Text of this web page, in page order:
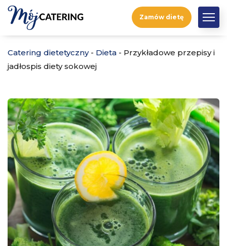
Zamów dietę
Catering dietetyczny- Dieta - Przykładowe przepisy i
jadłospis diety sokowej